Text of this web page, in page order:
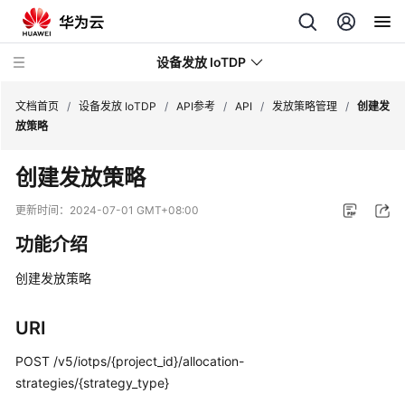
设备发放 IoTDP
最
新
动
品
绍
快
速
文档首页 / 设备发放 IoTDP / API参考 / API / 发放策略管理 / 创建发
放策略
创建发放策略
更新时间： 2024-07-01 GMT+08:00
功能介绍
创建发放策略
URI
POST /v5/iotps/{project_id}/allocation-
strategies/{strategy_type}